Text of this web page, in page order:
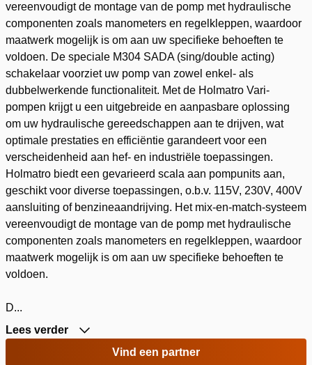
vereenvoudigt de montage van de pomp met hydraulische
componenten zoals manometers en regelkleppen, waardoor
maatwerk mogelijk is om aan uw specifieke behoeften te
voldoen. De speciale M304 SADA (sing/double acting)
schakelaar voorziet uw pomp van zowel enkel- als
dubbelwerkende functionaliteit. Met de Holmatro Vari-
pompen krijgt u een uitgebreide en aanpasbare oplossing
om uw hydraulische gereedschappen aan te drijven, wat
optimale prestaties en efficiëntie garandeert voor een
verscheidenheid aan hef- en industriële toepassingen.
Holmatro biedt een gevarieerd scala aan pompunits aan,
geschikt voor diverse toepassingen, o.b.v. 115V, 230V, 400V
aansluiting of benzineaandrijving. Het mix-en-match-systeem
vereenvoudigt de montage van de pomp met hydraulische
componenten zoals manometers en regelkleppen, waardoor
maatwerk mogelijk is om aan uw specifieke behoeften te
voldoen.
D...
Lees verder
Vind een partner